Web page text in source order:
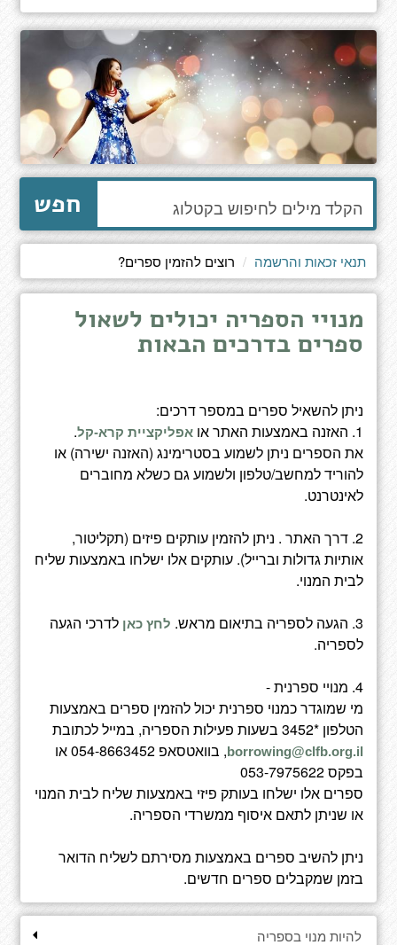
הקלד
מילים
לחיפוש
באתר
חפש
תנאי זכאות והרשמה רוצים להזמין ספרים?
מנויי הספריה יכולים לשאול
ספרים בדרכים הבאות
ניתן להשאיל ספרים במספר דרכים:
1. האזנה באמצעות האתר או
אפליקציית קרא-קל.
את הספרים ניתן לשמוע בסטרימינג (האזנה ישירה) או
להוריד למחשב/טלפון ולשמוע גם כשלא מחוברים
לאינטרנט.
2. דרך האתר . ניתן להזמין עותקים פיזים (תקליטור,
אותיות גדולות וברייל). עותקים אלו ישלחו באמצעות שליח
לבית המנוי.
3. הגעה לספריה בתיאום מראש. לחץ כאן לדרכי הגעה
לספריה.
4. מנויי ספרנית -
מי שמוגדר כמנוי ספרנית יכול להזמין ספרים באמצעות
הטלפון *3452 בשעות פעילות הספריה, במייל לכתובת
borrowing@clfb.org.il
, בוואטסאפ 054-8663452 או
בפקס 053-7975622
ספרים אלו ישלחו בעותק פיזי באמצעות שליח לבית המנוי
או שניתן לתאם איסוף ממשרדי הספריה.
ניתן להשיב ספרים באמצעות מסירתם לשליח הדואר
בזמן שמקבלים ספרים חדשים.
להיות מנוי בספריה